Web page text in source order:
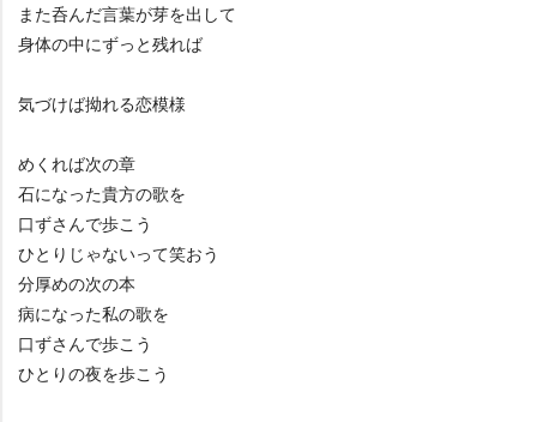
また呑んだ言葉が芽を出して
身体の中にずっと残れば
気づけば拗れる恋模様
めくれば次の章
石になった貴方の歌を
口ずさんで歩こう
ひとりじゃないって笑おう
分厚めの次の本
病になった私の歌を
口ずさんで歩こう
ひとりの夜を歩こう